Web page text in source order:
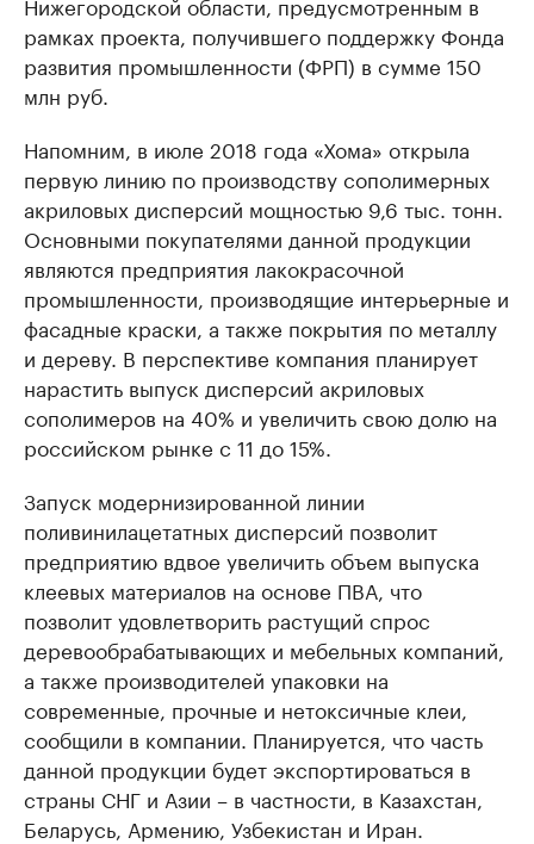
рамках проекта, получившего поддержку Фонда
развития промышленности (ФРП) в сумме 150
млн руб.
Напомним, в июле 2018 года «Хома» открыла
первую линию по производству сополимерных
акриловых дисперсий мощностью 9,6 тыс. тонн.
Основными покупателями данной продукции
являются предприятия лакокрасочной
промышленности, производящие интерьерные и
фасадные краски, а также покрытия по металлу
и дереву. В перспективе компания планирует
нарастить выпуск дисперсий акриловых
сополимеров на 40% и увеличить свою долю на
российском рынке с 11 до 15%.
Запуск модернизированной линии
поливинилацетатных дисперсий позволит
предприятию вдвое увеличить объем выпуска
клеевых материалов на основе ПВА, что
позволит удовлетворить растущий спрос
деревообрабатывающих и мебельных компаний,
а также производителей упаковки на
современные, прочные и нетоксичные клеи,
сообщили в компании. Планируется, что часть
данной продукции будет экспортироваться в
страны СНГ и Азии – в частности, в Казахстан,
Беларусь, Армению, Узбекистан и Иран.